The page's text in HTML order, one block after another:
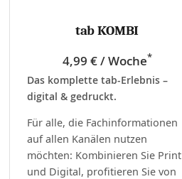
tab KOMBI
4,99 € / Woche*
Das komplette tab-Erlebnis –
digital & gedruckt.
Für alle, die Fachinformationen
auf allen Kanälen nutzen
möchten: Kombinieren Sie Print
und Digital, profitieren Sie von